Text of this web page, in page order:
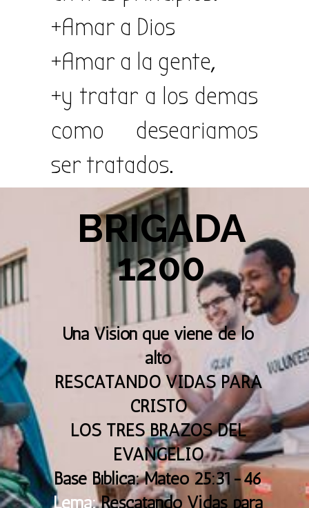
Una Vision que viene de lo
alto
RESCATANDO VIDAS PARA
CRISTO
LOS TRES BRAZOS DEL
EVANGELIO
Base Bíblica: Mateo 25:31-46
Lema:Rescatando Vidas para
BRIGADA
1200
+Amar a Dios
+Amar a la gente,
+y tratar a los demas
como deseariamos
ser tratados.
Mas Informacion